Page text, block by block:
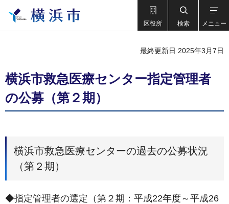
区役所 検索 メニュー
最終更新日 2025年3月7日
横浜市救急医療センター指定管理者
の公募（第２期）
横浜市救急医療センターの過去の公募状況
（第２期）
◆指定管理者の選定（第２期：平成22年度～平成26